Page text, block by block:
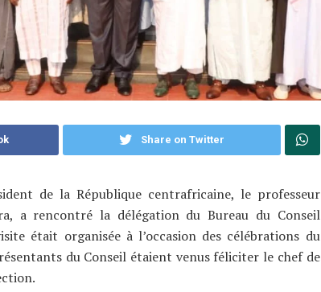
Share on Twitter
de la République centrafricaine, le professeur
a rencontré la délégation du Bureau du Conseil
était organisée à l’occasion des célébrations du
du Conseil étaient venus féliciter le chef de